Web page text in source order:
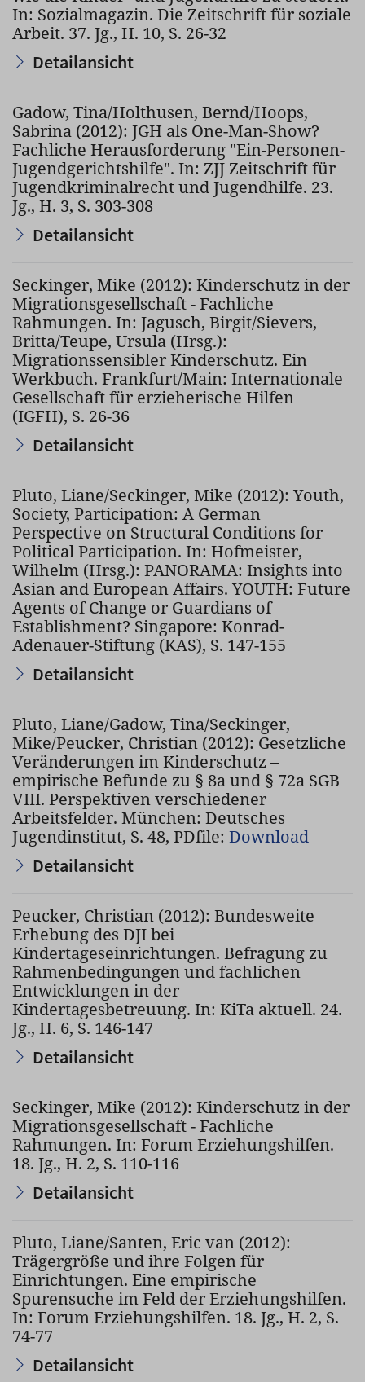
In: Sozialmagazin. Die Zeitschrift für soziale
Arbeit. 37. Jg., H. 10, S. 26-32
Detailansicht
Gadow, Tina/Holthusen, Bernd/Hoops,
Sabrina (2012): JGH als One-Man-Show?
Fachliche Herausforderung "Ein-Personen-
Jugendgerichtshilfe". In: ZJJ Zeitschrift für
Jugendkriminalrecht und Jugendhilfe. 23.
Jg., H. 3, S. 303-308
Detailansicht
Seckinger, Mike (2012): Kinderschutz in der
Migrationsgesellschaft - Fachliche
Rahmungen. In: Jagusch, Birgit/Sievers,
Britta/Teupe, Ursula (Hrsg.):
Migrationssensibler Kinderschutz. Ein
Werkbuch. Frankfurt/Main: Internationale
Gesellschaft für erzieherische Hilfen
(IGFH), S. 26-36
Detailansicht
Pluto, Liane/Seckinger, Mike (2012): Youth,
Society, Participation: A German
Perspective on Structural Conditions for
Political Participation. In: Hofmeister,
Wilhelm (Hrsg.): PANORAMA: Insights into
Asian and European Affairs. YOUTH: Future
Agents of Change or Guardians of
Establishment? Singapore: Konrad-
Adenauer-Stiftung (KAS), S. 147-155
Detailansicht
Pluto, Liane/Gadow, Tina/Seckinger,
Mike/Peucker, Christian (2012): Gesetzliche
Veränderungen im Kinderschutz –
empirische Befunde zu § 8a und § 72a SGB
VIII. Perspektiven verschiedener
Arbeitsfelder. München: Deutsches
Jugendinstitut, S. 48, PDfile: Download
Detailansicht
Peucker, Christian (2012): Bundesweite
Erhebung des DJI bei
Kindertageseinrichtungen. Befragung zu
Rahmenbedingungen und fachlichen
Entwicklungen in der
Kindertagesbetreuung. In: KiTa aktuell. 24.
Jg., H. 6, S. 146-147
Detailansicht
Seckinger, Mike (2012): Kinderschutz in der
Migrationsgesellschaft - Fachliche
Rahmungen. In: Forum Erziehungshilfen.
18. Jg., H. 2, S. 110-116
Detailansicht
Pluto, Liane/Santen, Eric van (2012):
Trägergröße und ihre Folgen für
Einrichtungen. Eine empirische
Spurensuche im Feld der Erziehungshilfen.
In: Forum Erziehungshilfen. 18. Jg., H. 2, S.
74-77
Detailansicht